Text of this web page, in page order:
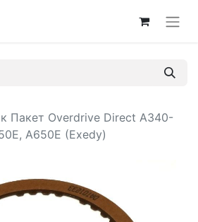
Пакет Overdrive Direct A340-
A650E (Exedy)